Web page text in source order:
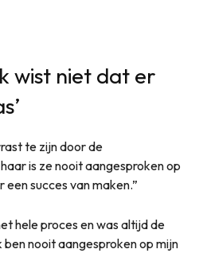
wist niet dat er
te zijn door de
is ze nooit aangesproken op
succes van maken.”
hele proces en was altijd de
nooit aangesproken op mijn